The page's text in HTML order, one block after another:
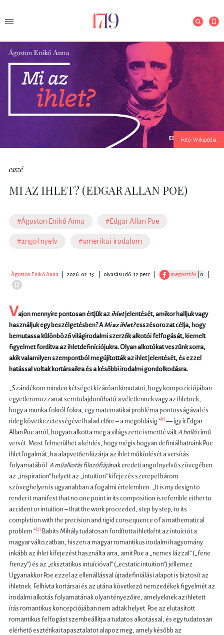
Fotó: Wikipédia
esszé
MI AZ IHLET? (EDGAR ALLAN POE)
#Ágoston Enikő Anna #Edgar Allan Poe
#angol nyelv #amerikai irodalom
Ágoston Enikő Anna 2026. 02. 13. olvasási idő: 12 perc megosztás | 0
Vajon mennyire pontosan értjük az ihletjelentését, amikor halljuk vagy
használjuk egy beszélgetésben?AMi az ihlet?esszésorozat célja, hogy
bemutassa különböző világirodalmi szerzők alkotói felfogását, kiemelt
figyelmet fordítva az ihletdefiníciójukra. Olyan alkotókat veszünk sorra,
akik valamilyen szempontból megújították az ihlet jelentését, és ezzel
hatással voltak kortársaikra és a későbbi irodalmi gondolkodásra.
„Szándékom minden kétséget kizáróan kimutatni, hogy kompozíciójában
egyetlen mozzanat sem tulajdonítható a véletlennek vagy az ihletnek,
hogy a munka fokról fokra, egy matematikai probléma pontosságával és
rideg következetességével halad előre – a megoldásig.” [1] — így ír Edgar
Allan Poe arról, hogyan alkotta meg a világszerte ismertté váltA hollócímű
versét. Most felmerülhet a kérdés, hogy mégis hogyan definiálhatnánk Poe
ihletfogalmát, ha alapvetően kizárja az ihlet működését a versírás
folyamatából. A műalkotás filozófiájának eredeti angol nyelvű szövegében
az „inspiration” helyett az „intuition” kifejezés szerepel három
szöveghelyen is ugyanabban a fogalmi értelemben: „It is my design to
render it manifest that no one point in its composition is referrible either to
accident or intuition – that the work proceeded, step by step, to its
completion with the precision and rigid consequence of a mathematical
problem.” [2] Babits Mihály tudatosan fordította ihletként az intuíciót a
magyar változatban, hiszen a magyar romantikus irodalmi hagyomány
inkább az ihlet kifejezést használta arra, amit Poe a „nemes lázzal” („fene
frenzy”) és az „eksztatikus intuícióval” („ecstatic intuition”) jellemez.
Ugyanakkor Poe ezzel az ellenállással újradefiniálási alapot is biztosít az
ihletnek. Felhívta kortársai és az utána következő nemzedékek figyelmét az
irodalmi alkotás folyamatának olyan tényezőire, amelyeknek az ihletett
írás romantikus koncepciójában nem adtak helyet. Poe az elutasított
romantikus felfogást szembeállítja a tudatos alkotással, és egy tudatosan
elérhető esztétikai tapasztalatot alapoz meg, amely később az